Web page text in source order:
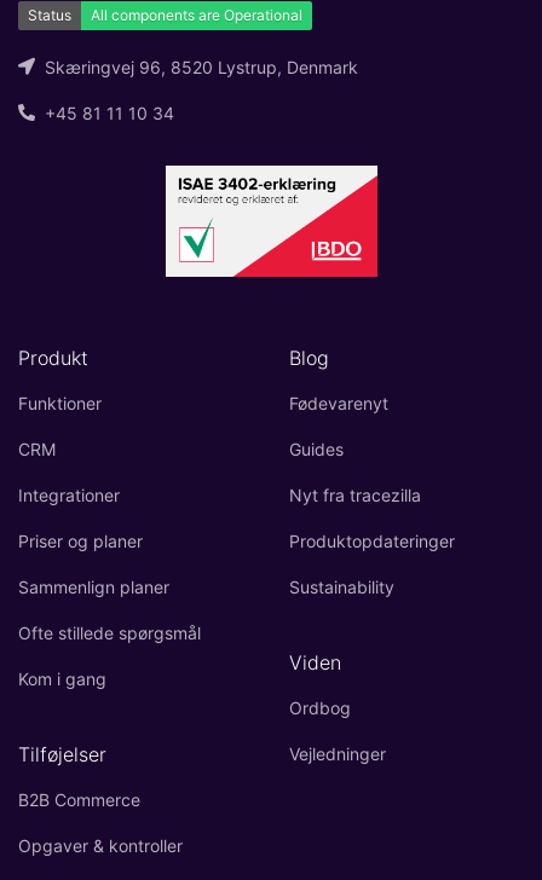
Connect
Masser af muligheder for automatik og
og data med andre systemer og
Skæringvej 96, 8520 Lystrup, Denmark
+45 81 11 10 34
Produkt
Funktioner
CRM
Integrationer
Priser og planer
Sammenlign planer
Ofte stillede spørgsmål
Kom i gang
Tilføjelser
B2B Commerce
Opgaver & kontroller
Blog
Fødevarenyt
Guides
Nyt fra tracezilla
Produktopdateringer
Sustainability
Viden
Ordbog
Vejledninger